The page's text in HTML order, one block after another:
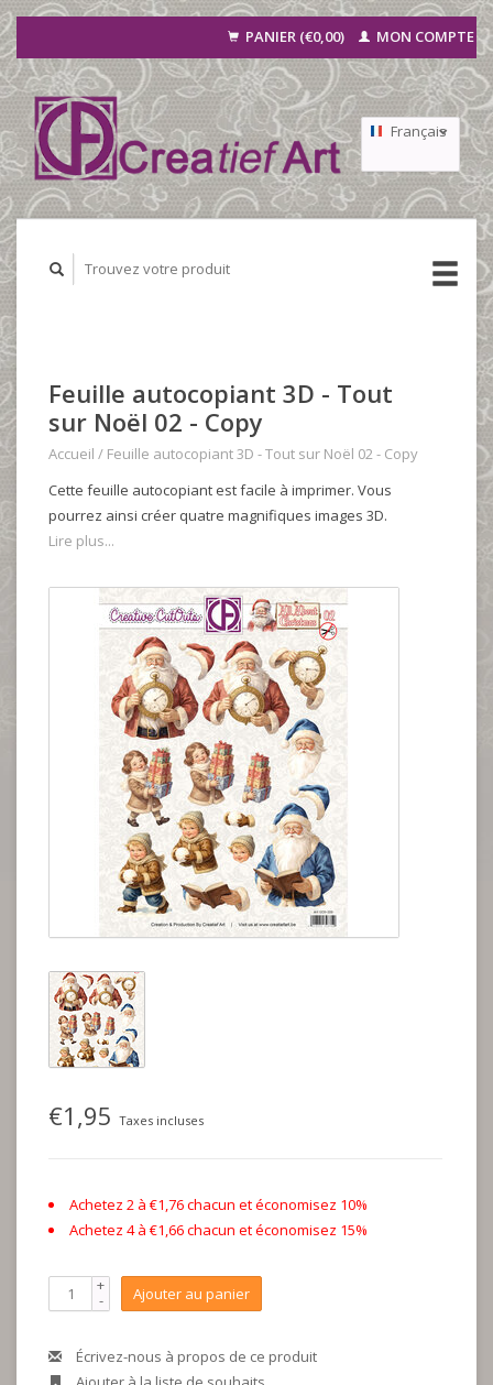
PANIER (€0,00) MON COMPTE
Français
Nederlands
Feuille autocopiant 3D - Tout
sur Noël 02 - Copy
Accueil / Feuille autocopiant 3D - Tout sur Noël 02 - Copy
Cette feuille autocopiant est facile à imprimer. Vous
pourrez ainsi créer quatre magnifiques images 3D.
Lire plus...
€1,95 Taxes incluses
Achetez 2 à €1,76 chacun et économisez 10%
Achetez 4 à €1,66 chacun et économisez 15%
+
- Ajouter au panier
Écrivez-nous à propos de ce produit